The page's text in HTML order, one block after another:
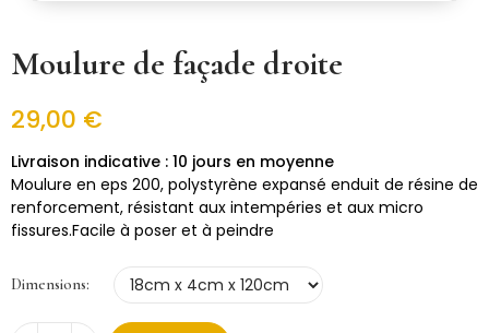
Moulure de façade droite
29,00 €
10 jours en moyenne
Moulure en eps 200, polystyrène expansé enduit de résine de
renforcement, résistant aux intempéries et aux micro
fissures.Facile à poser et à peindre
Dimensions